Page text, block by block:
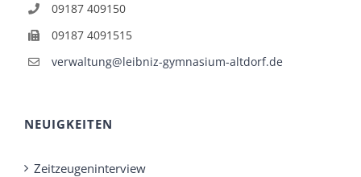
09187 409150
09187 4091515
verwaltung@leibniz-gymnasium-altdorf.de
NEUIGKEITEN
Zeitzeugeninterview